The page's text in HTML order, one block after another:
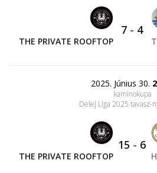
THE PRIVATE ROOFTOP
7 - 4
2025. Június 30.
kaminokupa
Delej Liga 2025 tavasz-
THE PRIVATE ROOFTOP
15 - 6